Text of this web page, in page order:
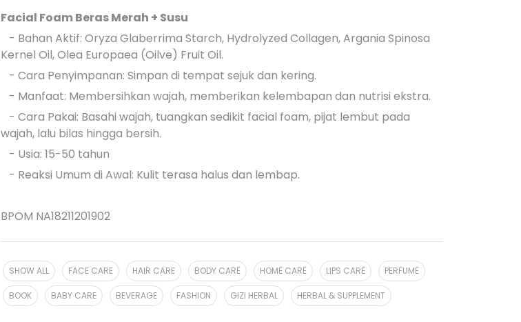
Facial Foam Beras Merah + Susu
- Bahan Aktif: Oryza Glaberrima Starch, Hydrolyzed Collagen, Argania Spinosa
Kernel Oil, Olea Europaea (Oilve) Fruit Oil.
- Cara Penyimpanan: Simpan di tempat sejuk dan kering.
- Manfaat: Membersihkan wajah, memberikan kelembapan dan nutrisi ekstra.
- Cara Pakai: Basahi wajah, tuangkan sedikit facial foam, pijat lembut pada
wajah, lalu bilas hingga bersih.
- Usia: 15-50 tahun
- Reaksi Umum di Awal: Kulit terasa halus dan lembap.
BPOM NA18211201902
SHOW ALL FACE CARE HAIR CARE BODY CARE HOME CARE LIPS CARE PERFUME
BOOK BABY CARE BEVERAGE FASHION GIZI HERBAL HERBAL & SUPPLEMENT